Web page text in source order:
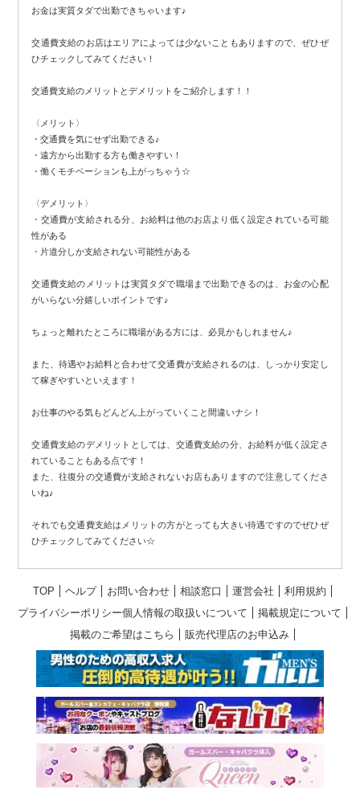
お金は実質タダで出勤できちゃいます♪
交通費支給のお店はエリアによっては少ないこともありますので、ぜひぜ
ひチェックしてみてください！
交通費支給のメリットとデメリットをご紹介します！！
〈メリット〉
・交通費を気にせず出勤できる♪
・遠方から出勤する方も働きやすい！
・働くモチベーションも上がっちゃう☆
〈デメリット〉
・交通費が支給される分、お給料は他のお店より低く設定されている可能
性がある
・片道分しか支給されない可能性がある
交通費支給のメリットは実質タダで職場まで出勤できるのは、お金の心配
がいらない分嬉しいポイントです♪
ちょっと離れたところに職場がある方には、必見かもしれません♪
また、待遇やお給料と合わせて交通費が支給されるのは、しっかり安定し
て稼ぎやすいといえます！
お仕事のやる気もどんどん上がっていくこと間違いナシ！
交通費支給のデメリットとしては、交通費支給の分、お給料が低く設定さ
れていることもある点です！
また、往復分の交通費が支給されないお店もありますので注意してくださ
いね♪
それでも交通費支給はメリットの方がとっても大きい待遇ですのでぜひぜ
ひチェックしてみてください☆
TOP ヘルプ お問い合わせ 相談窓口 運営会社
利用規約
プライバシーポリシー個人情報の取扱いについて
掲載規定について
掲載のご希望はこちら
販売代理店のお申込み